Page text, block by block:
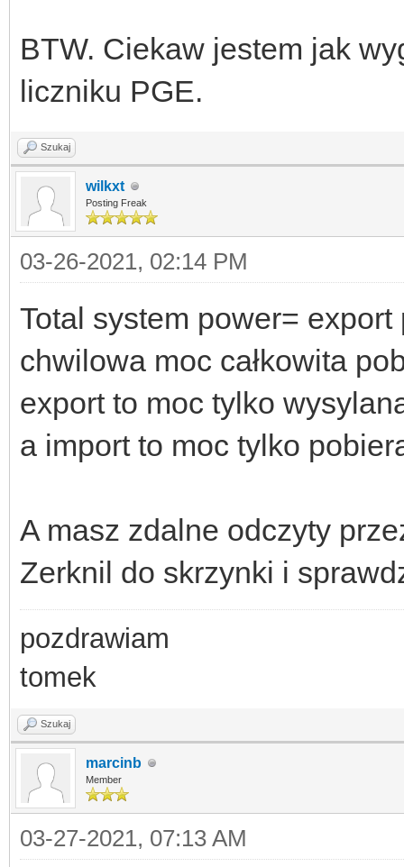
BTW. Ciekaw jestem jak
liczniku PGE.
Szukaj
wilkxt
Posting Freak
03-26-2021, 02:14 PM
Total system power=
chwilowa moc całkowita
export to moc tylko
a import to moc tylko
A masz zdalne odczyty
Zerknil do skrzynki i
pozdrawiam
tomek
Szukaj
marcinb
Member
03-27-2021, 07:13 AM